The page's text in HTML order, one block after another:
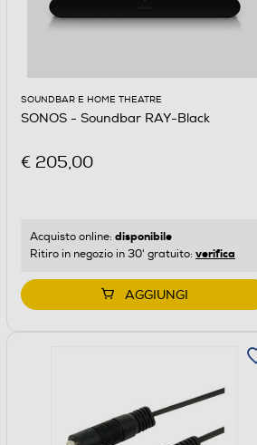
SOUNDBAR E HOME THEATRE
SONOS - Soundbar RAY-Black
€ 205,00
Acquisto online: disponibile
Ritiro in negozio in 30' gratuito: verifica
AGGIUNGI